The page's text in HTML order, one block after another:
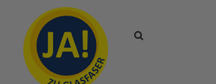
Site